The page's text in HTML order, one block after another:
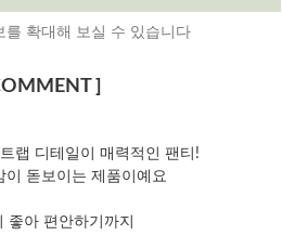
를 확대해 보실 수 있습니다
]
랩 디테일이 매력적인 팬티!
이 돋보이는 제품이예요
좋아 편안하기까지